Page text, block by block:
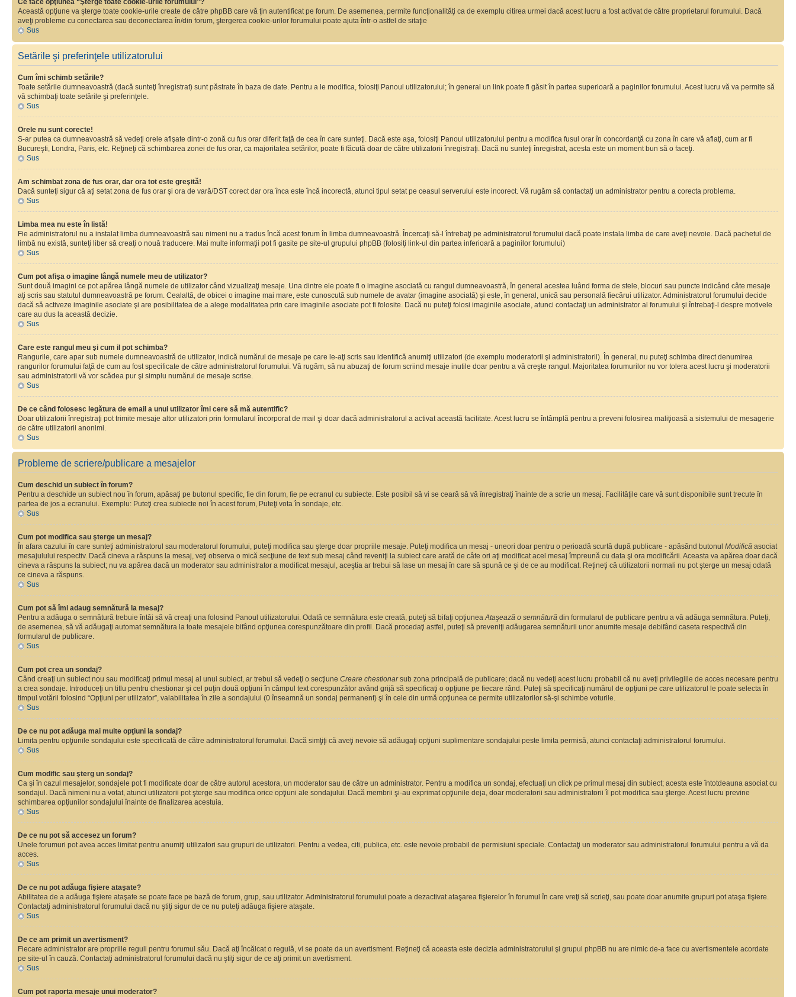
Această opţiune va şterge toate cookie-urile create de către phpBB care vă ţin autentificat pe forum. De asemenea, permite funcţionalităţi ca de exemplu citirea urmei dacă acest lucru a fost activat de către proprietarul forumului. Dacă
aveţi probleme cu conectarea sau deconectarea în/din forum, ştergerea cookie-urilor forumului poate ajuta într-o astfel de sitaţie
Sus
Setările şi preferinţele utilizatorului
Cum îmi schimb setările?
Toate setările dumneavoastră (dacă sunteţi înregistrat) sunt păstrate în baza de date. Pentru a le modifica, folosiţi Panoul utilizatorului; în general un link poate fi găsit în partea superioară a paginilor forumului. Acest lucru vă va permite să
vă schimbaţi toate setările şi preferinţele.
Sus
Orele nu sunt corecte!
S-ar putea ca dumneavoastră să vedeţi orele afişate dintr-o zonă cu fus orar diferit faţă de cea în care sunteţi. Dacă este aşa, folosiţi Panoul utilizatorului pentru a modifica fusul orar în concordanţă cu zona în care vă aflaţi, cum ar fi
Bucureşti, Londra, Paris, etc. Reţineţi că schimbarea zonei de fus orar, ca majoritatea setărilor, poate fi făcută doar de către utilizatorii înregistraţi. Dacă nu sunteţi înregistrat, acesta este un moment bun să o faceţi.
Sus
Am schimbat zona de fus orar, dar ora tot este greşită!
Dacă sunteţi sigur că aţi setat zona de fus orar şi ora de vară/DST corect dar ora înca este încă incorectă, atunci tipul setat pe ceasul serverului este incorect. Vă rugăm să contactaţi un administrator pentru a corecta problema.
Sus
Limba mea nu este în listă!
Fie administratorul nu a instalat limba dumneavoastră sau nimeni nu a tradus încă acest forum în limba dumneavoastră. Încercaţi să-l întrebaţi pe administratorul forumului dacă poate instala limba de care aveţi nevoie. Dacă pachetul de
limbă nu există, sunteţi liber să creaţi o nouă traducere. Mai multe informaţii pot fi gasite pe site-ul grupului phpBB (folosiţi link-ul din partea inferioară a paginilor forumului)
Sus
Cum pot afişa o imagine lângă numele meu de utilizator?
Sunt două imagini ce pot apărea lângă numele de utilizator când vizualizaţi mesaje. Una dintre ele poate fi o imagine asociată cu rangul dumneavoastră, în general acestea luând forma de stele, blocuri sau puncte indicând câte mesaje
aţi scris sau statutul dumneavoastră pe forum. Cealaltă, de obicei o imagine mai mare, este cunoscută sub numele de avatar (imagine asociată) şi este, în general, unică sau personală fiecărui utilizator. Administratorul forumului decide
dacă să activeze imaginile asociate şi are posibilitatea de a alege modalitatea prin care imaginile asociate pot fi folosite. Dacă nu puteţi folosi imaginile asociate, atunci contactaţi un administrator al forumului şi întrebaţi-l despre motivele
care au dus la această decizie.
Sus
Care este rangul meu şi cum il pot schimba?
Rangurile, care apar sub numele dumneavoastră de utilizator, indică numărul de mesaje pe care le-aţi scris sau identifică anumiţi utilizatori (de exemplu moderatorii şi administratorii). În general, nu puteţi schimba direct denumirea
rangurilor forumului faţă de cum au fost specificate de către administratorul forumului. Vă rugăm, să nu abuzaţi de forum scriind mesaje inutile doar pentru a vă creşte rangul. Majoritatea forumurilor nu vor tolera acest lucru şi moderatorii
sau administratorii vă vor scădea pur şi simplu numărul de mesaje scrise.
Sus
De ce când folosesc legătura de email a unui utilizator îmi cere să mă autentific?
Doar utilizatorii înregistraţi pot trimite mesaje altor utilizatori prin formularul încorporat de mail şi doar dacă administratorul a activat această facilitate. Acest lucru se întâmplă pentru a preveni folosirea maliţioasă a sistemului de mesagerie
de către utilizatorii anonimi.
Sus
Probleme de scriere/publicare a mesajelor
Cum deschid un subiect în forum?
Pentru a deschide un subiect nou în forum, apăsaţi pe butonul specific, fie din forum, fie pe ecranul cu subiecte. Este posibil să vi se ceară să vă înregistraţi înainte de a scrie un mesaj. Facilităţile care vă sunt disponibile sunt trecute în
partea de jos a ecranului. Exemplu: Puteţi crea subiecte noi în acest forum, Puteţi vota în sondaje, etc.
Sus
Cum pot modifica sau şterge un mesaj?
În afara cazului în care sunteţi administratorul sau moderatorul forumului, puteţi modifica sau şterge doar propriile mesaje. Puteţi modifica un mesaj - uneori doar pentru o perioadă scurtă după publicare - apăsând butonul Modifică asociat
mesajulului respectiv. Dacă cineva a răspuns la mesaj, veţi observa o mică secţiune de text sub mesaj când reveniţi la subiect care arată de câte ori aţi modificat acel mesaj împreună cu data şi ora modificării. Aceasta va apărea doar dacă
cineva a răspuns la subiect; nu va apărea dacă un moderator sau administrator a modificat mesajul, aceştia ar trebui să lase un mesaj în care să spună ce şi de ce au modificat. Reţineţi că utilizatorii normali nu pot şterge un mesaj odată
ce cineva a răspuns.
Sus
Cum pot să îmi adaug semnătură la mesaj?
Pentru a adăuga o semnătură trebuie întâi să vă creaţi una folosind Panoul utilizatorului. Odată ce semnătura este creată, puteţi să bifaţi opţiunea Ataşează o semnătură din formularul de publicare pentru a vă adăuga semnătura. Puteţi,
de asemenea, să vă adăugaţi automat semnătura la toate mesajele bifând opţiunea corespunzătoare din profil. Dacă procedaţi astfel, puteţi să preveniţi adăugarea semnăturii unor anumite mesaje debifând caseta respectivă din
formularul de publicare.
Sus
Cum pot crea un sondaj?
Când creaţi un subiect nou sau modificaţi primul mesaj al unui subiect, ar trebui să vedeţi o secţiune Creare chestionarsub zona principală de publicare; dacă nu vedeţi acest lucru probabil că nu aveţi privilegiile de acces necesare pentru
a crea sondaje. Introduceţi un titlu pentru chestionar şi cel puţin două opţiuni în câmpul text corespunzător având grijă să specificaţi o opţiune pe fiecare rând. Puteţi să specificaţi numărul de opţiuni pe care utilizatorul le poate selecta în
timpul votării folosind “Opţiuni per utilizator”, valabilitatea în zile a sondajului (0 înseamnă un sondaj permanent) şi în cele din urmă opţiunea ce permite utilizatorilor să-şi schimbe voturile.
Sus
De ce nu pot adăuga mai multe opţiuni la sondaj?
Limita pentru opţiunile sondajului este specificată de către administratorul forumului. Dacă simţiţi că aveţi nevoie să adăugaţi opţiuni suplimentare sondajului peste limita permisă, atunci contactaţi administratorul forumului.
Sus
Cum modific sau şterg un sondaj?
Ca şi în cazul mesajelor, sondajele pot fi modificate doar de către autorul acestora, un moderator sau de către un administrator. Pentru a modifica un sondaj, efectuaţi un click pe primul mesaj din subiect; acesta este întotdeauna asociat cu
sondajul. Dacă nimeni nu a votat, atunci utilizatorii pot şterge sau modifica orice opţiuni ale sondajului. Dacă membrii şi-au exprimat opţiunile deja, doar moderatorii sau administratorii îl pot modifica sau şterge. Acest lucru previne
schimbarea opţiunilor sondajului înainte de finalizarea acestuia.
Sus
De ce nu pot să accesez un forum?
Unele forumuri pot avea acces limitat pentru anumiţi utilizatori sau grupuri de utilizatori. Pentru a vedea, citi, publica, etc. este nevoie probabil de permisiuni speciale. Contactaţi un moderator sau administratorul forumului pentru a vă da
acces.
Sus
De ce nu pot adăuga fişiere ataşate?
Abilitatea de a adăuga fişiere ataşate se poate face pe bază de forum, grup, sau utilizator. Administratorul forumului poate a dezactivat ataşarea fişierelor în forumul în care vreţi să scrieţi, sau poate doar anumite grupuri pot ataşa fişiere.
Contactaţi administratorul forumului dacă nu ştiţi sigur de ce nu puteţi adăuga fişiere ataşate.
Sus
De ce am primit un avertisment?
Fiecare administrator are propriile reguli pentru forumul său. Dacă aţi încălcat o regulă, vi se poate da un avertisment. Reţineţi că aceasta este decizia administratorului şi grupul phpBB nu are nimic de-a face cu avertismentele acordate
pe site-ul în cauză. Contactaţi administratorul forumului dacă nu ştiţi sigur de ce aţi primit un avertisment.
Sus
Cum pot raporta mesaje unui moderator?